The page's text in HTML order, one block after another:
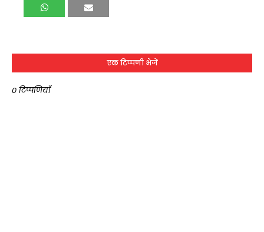
एक टिप्पणी भेजें
0 टिप्पणियाँ